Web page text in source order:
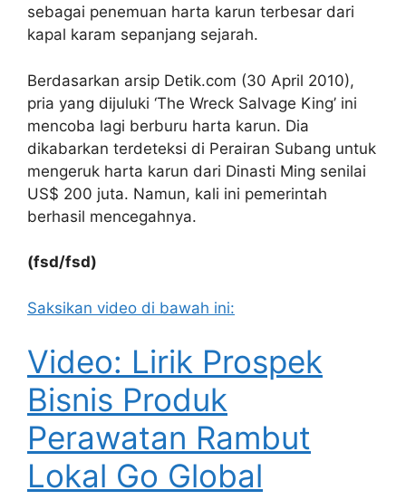
sebagai penemuan harta karun terbesar dari
kapal karam sepanjang sejarah.
Berdasarkan arsip Detik.com (30 April 2010),
pria yang dijuluki ‘The Wreck Salvage King’ ini
mencoba lagi berburu harta karun. Dia
dikabarkan terdeteksi di Perairan Subang untuk
mengeruk harta karun dari Dinasti Ming senilai
US$ 200 juta. Namun, kali ini pemerintah
berhasil mencegahnya.
(fsd/fsd)
Saksikan video di bawah ini:
Video: Lirik Prospek
Bisnis Produk
Perawatan Rambut
Lokal Go Global